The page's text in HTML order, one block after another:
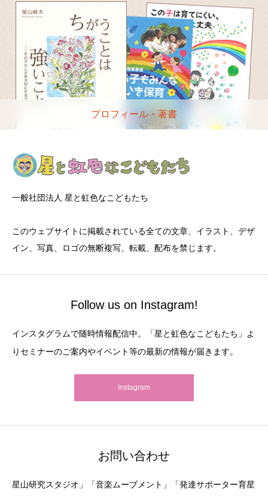
プロフィール・著書
一般社団法人 星と虹色なこどもたち
このウェブサイトに掲載されている全ての文章、イラスト、デザ
イン、写真、ロゴの無断複写、転載、配布を禁じます。
Follow us on Instagram!
インスタグラムで随時情報配信中。「星と虹色なこどもたち」よ
りセミナーのご案内やイベント等の最新の情報が届きます。
Instagram
お問い合わせ
星山研究スタジオ」「音楽ムーブメント」「発達サポーター育星